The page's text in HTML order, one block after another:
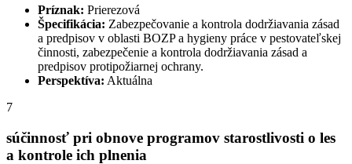
Príznak: Prierezová
Špecifikácia: Zabezpečovanie a kontrola dodržiavania zásad
a predpisov v oblasti BOZP a hygieny práce v pestovateľskej
činnosti, zabezpečenie a kontrola dodržiavania zásad a
predpisov protipožiarnej ochrany.
Perspektíva: Aktuálna
7
súčinnosť pri obnove programov starostlivosti o les
a kontrole ich plnenia